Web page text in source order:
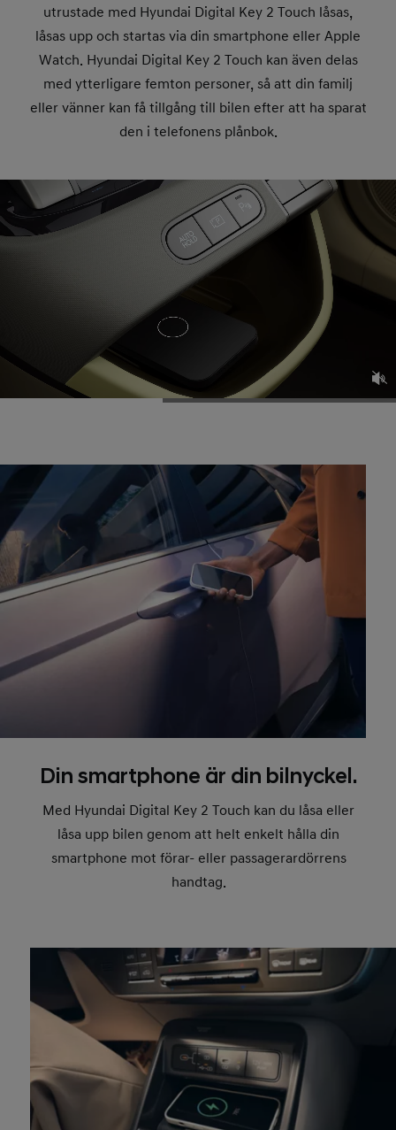
utrustade med Hyundai Digital Key 2 Touch låsas,
låsas upp och startas via din smartphone eller Apple
Watch. Hyundai Digital Key 2 Touch kan även delas
med ytterligare femton personer, så att din familj
eller vänner kan få tillgång till bilen efter att ha sparat
den i telefonens plånbok.
Din smartphone är din bilnyckel.
Med Hyundai Digital Key 2 Touch kan du låsa eller
låsa upp bilen genom att helt enkelt hålla din
smartphone mot förar- eller passagerardörrens
handtag.